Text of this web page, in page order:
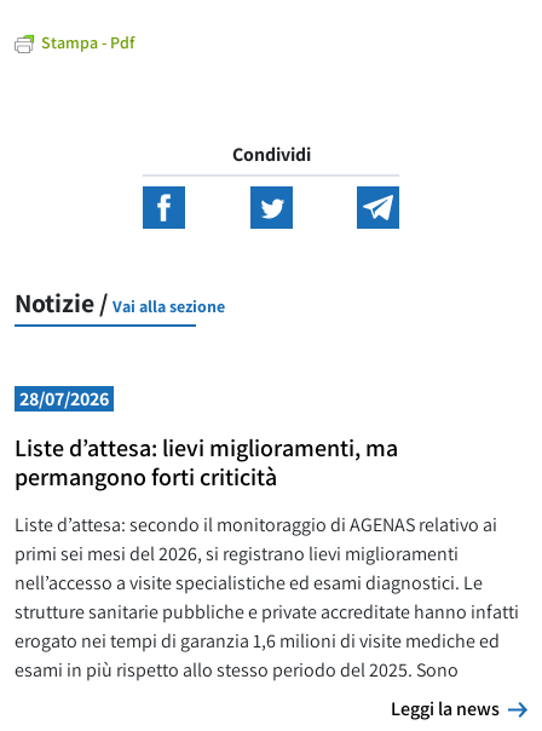
Stampa - Pdf
Condividi
Notizie / Vai alla sezione
28/07/2026
Liste d’attesa: lievi miglioramenti, ma
permangono forti criticità
Liste d’attesa: secondo il monitoraggio di AGENAS relativo ai
primi sei mesi del 2026, si registrano lievi miglioramenti
nell’accesso a visite specialistiche ed esami diagnostici. Le
strutture sanitarie pubbliche e private accreditate hanno infatti
erogato nei tempi di garanzia 1,6 milioni di visite mediche ed
esami in più rispetto allo stesso periodo del 2025. Sono
Leggi la news